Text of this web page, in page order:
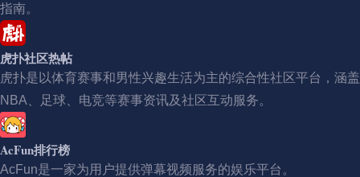
指南。
虎扑社区热帖
虎扑是以体育赛事和男性兴趣生活为主的综合性社区平台，涵盖
NBA、足球、电竞等赛事资讯及社区互动服务。
AcFun排行榜
AcFun是一家为用户提供弹幕视频服务的娱乐平台。